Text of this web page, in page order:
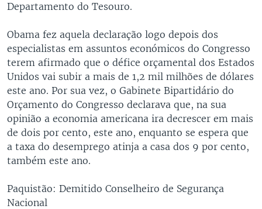
Departamento do Tesouro.
Obama fez aquela declaração logo depois dos
especialistas em assuntos económicos do Congresso
terem afirmado que o défice orçamental dos Estados
Unidos vai subir a mais de 1,2 mil milhões de dólares
este ano. Por sua vez, o Gabinete Bipartidário do
Orçamento do Congresso declarava que, na sua
opinião a economia americana ira decrescer em mais
de dois por cento, este ano, enquanto se espera que
a taxa do desemprego atinja a casa dos 9 por cento,
também este ano.
Paquistão: Demitido Conselheiro de Segurança
Nacional